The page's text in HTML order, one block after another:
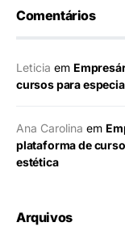
Comentários
Leticia em
cursos para
Ana Carolina em
plataforma de
estética
Arquivos